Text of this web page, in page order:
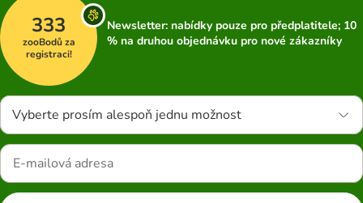
333
zooBodů za
registraci!
Newsletter: nabídky pouze pro předplatitele; 10
% na druhou objednávku pro nové zákazníky
Vyberte prosím alespoň jednu možnost